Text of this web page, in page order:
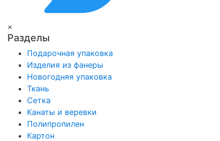
×
Разделы
Подарочная упаковка
Изделия из фанеры
Новогодняя упаковка
Ткань
Сетка
Канаты и веревки
Полипропилен
Картон